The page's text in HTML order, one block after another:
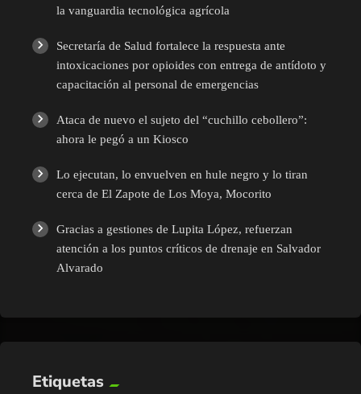
la vanguardia tecnológica agrícola
Secretaría de Salud fortalece la respuesta ante
intoxicaciones por opioides con entrega de antídoto y
capacitación al personal de emergencias
Ataca de nuevo el sujeto del “cuchillo cebollero”:
ahora le pegó a un Kiosco
Lo ejecutan, lo envuelven en hule negro y lo tiran
cerca de El Zapote de Los Moya, Mocorito
Gracias a gestiones de Lupita López, refuerzan
atención a los puntos críticos de drenaje en Salvador
Alvarado
Etiquetas